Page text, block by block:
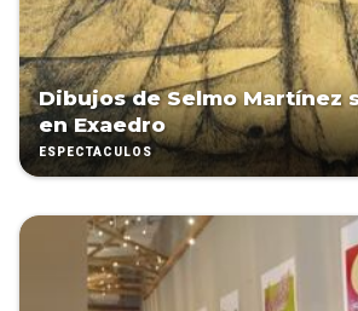
Dibujos de Selmo Martínez
en Exaedro
ESPECTÁCULOS